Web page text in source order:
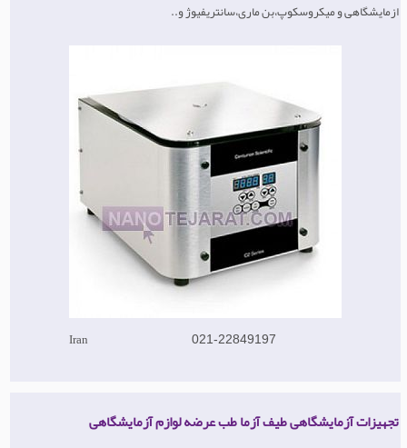
ازمایشگاهی و میکروسکوپ،بن ماری،سانتریفیوژ و..
Iran 021-22849197
تجهیزات آزمایشگاهی طیف آزما طب عرضه لوازم آزمایشگاهی